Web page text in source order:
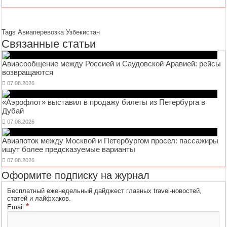
TagsАвиаперевозка Узбекистан
Связанные статьи
Авиасообщение между Россией и Саудовской Аравией: рейсы
возвращаются
07.08.2026
«Аэрофлот» выставил в продажу билеты из Петербурга в
Дубай
07.08.2026
Авиапоток между Москвой и Петербургом просел: пассажиры
ищут более предсказуемые варианты
07.08.2026
Оформите подписку на журнал
Бесплатный еженедельный дайджест главных travel-новостей,
статей и лайфхаков.
Email*